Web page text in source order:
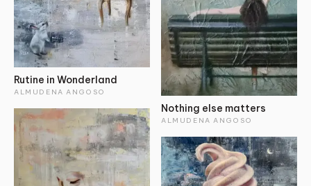
Rutine in Wonderland
ALMUDENA ANGOSO
Nothing else matters
ALMUDENA ANGOSO